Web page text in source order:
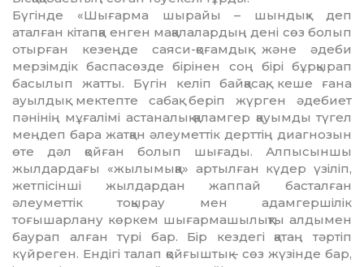
Бүгінде «Шығарма шырайы – шын­дық» деп
аталған кітапқа енген мақалалардың дені сөз болып
отыр­ған кезеңде саяси-қоғамдық және әде­­би
мерзімдік баспасөзде бірінен соң бірі бұрқырап
басылып жатты. Бү­гін келіп байқасақ, кеше ғана
ауыл­дық мектепте сабақ беріп жүрген әде­биет
пәнінің мұғалімі астаналық қа­ламгер қауымды түгел
меңдеп бара жат­қан әлеуметтік дерттің диагнозын
өте дәл қойған болып шығады. Алпысыншы
жылдардағы «жылы­мық­қа» артылған күдер үзіліп,
жетпі­сінші жылдардан жаппай басталған
әлеуметтік тоқырау мен адамгершілік
тоғышарлану көркем шығармашы­лық­ты алдымен
баурап алған түрі бар. Бір кездегі қатаң тәртіп
күйреген. Ендігі талап қойғыштық – сөз ж­ү­зін­де бар,